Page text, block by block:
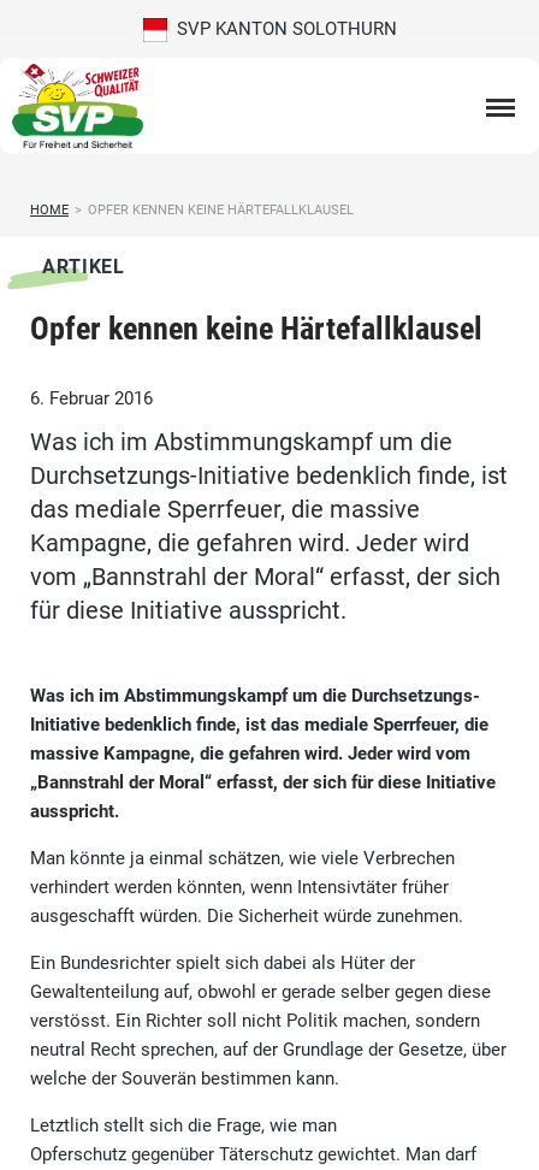
SVP KANTON SOLOTHURN
HOME > OPFER KENNEN KEINE HÄRTEFALLKLAUSEL
ARTIKEL
Opfer kennen keine Härtefallklausel
6. Februar 2016
Was ich im Abstimmungskampf um die
Durchsetzungs-Initiative bedenklich finde, ist
das mediale Sperrfeuer, die massive
Kampagne, die gefahren wird. Jeder wird
vom „Bannstrahl der Moral“ erfasst, der sich
für diese Initiative ausspricht.
Was ich im Abstimmungskampf um die Durchsetzungs-
Initiative bedenklich finde, ist das mediale Sperrfeuer, die
massive Kampagne, die gefahren wird. Jeder wird vom
„Bannstrahl der Moral“ erfasst, der sich für diese Initiative
ausspricht.
Man könnte ja einmal schätzen, wie viele Verbrechen
verhindert werden könnten, wenn Intensivtäter früher
ausgeschafft würden. Die Sicherheit würde zunehmen.
Ein Bundesrichter spielt sich dabei als Hüter der
Gewaltenteilung auf, obwohl er gerade selber gegen diese
verstösst. Ein Richter soll nicht Politik machen, sondern
neutral Recht sprechen, auf der Grundlage der Gesetze, über
welche der Souverän bestimmen kann.
Letztlich stellt sich die Frage, wie man
Opferschutz gegenüber Täterschutz gewichtet. Man darf